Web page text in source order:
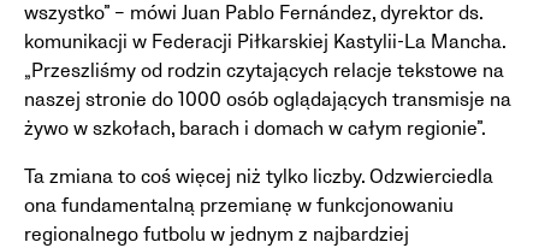
wszystko” – mówi Juan Pablo Fernández, dyrektor ds.
komunikacji w Federacji Piłkarskiej Kastylii-La Mancha.
„Przeszliśmy od rodzin czytających relacje tekstowe na
naszej stronie do 1000 osób oglądających transmisje na
żywo w szkołach, barach i domach w całym regionie”.
Ta zmiana to coś więcej niż tylko liczby. Odzwierciedla
ona fundamentalną przemianę w funkcjonowaniu
regionalnego futbolu w jednym z najbardziej